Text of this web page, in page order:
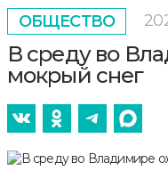
ОБЩЕСТВО
В среду во
мокрый снег